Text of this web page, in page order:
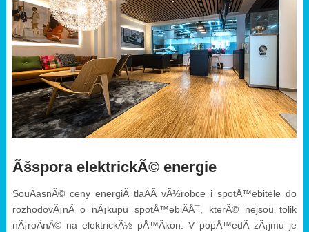
Ãšspora elektrickÃ© energie
SouÄasnÃ© ceny energiÃ­ tlaÄÃ­ vÃ½robce i spotÅ™ebitele do
rozhodovÃ¡nÃ­ o nÃ¡kupu spotÅ™ebiÄÅ¯, kterÃ© nejsou tolik
nÃ¡roÄnÃ© na elektrickÃ½ pÅ™Ã­kon. V popÅ™edÃ­ zÃ¡jmu je